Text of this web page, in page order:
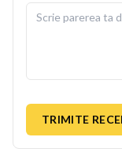
detalii fidele ale
sublimare
TRIMITE